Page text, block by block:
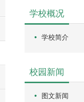
学校概况
学校简介
校园新闻
图文新闻